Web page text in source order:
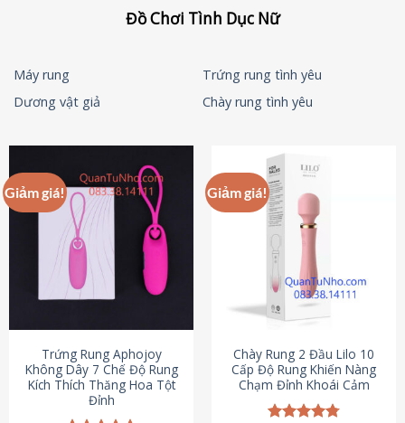
Đồ Chơi Tình Dục Nữ
Máy rung
Trứng rung tình yêu
Dương vật giả
Chày rung tình yêu
Giảm giá!
Trứng Rung Aphojoy
Không Dây 7 Chế Độ Rung
Kích Thích Thăng Hoa Tột
Đỉnh
Giảm giá!
Chày Rung 2 Đầu Lilo 10
Cấp Độ Rung Khiến Nàng
Chạm Đỉnh Khoái Cảm